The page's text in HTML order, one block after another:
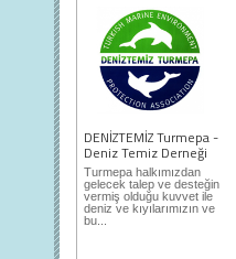
DENİZTEMİZ Turmepa -
Deniz Temiz Derneği
Turmepa halkımızdan
gelecek talep ve desteğin
vermiş olduğu kuvvet ile
deniz ve kıyılarımızın ve
bu...